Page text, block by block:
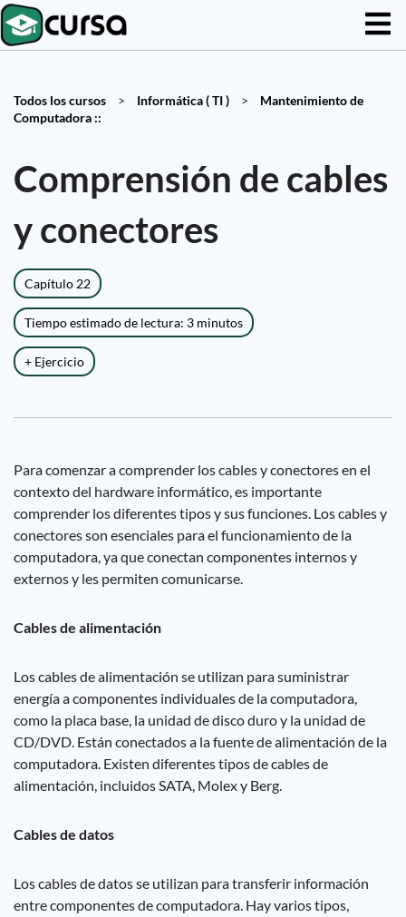
Todos los cursos > Informática ( TI ) >
Mantenimiento de
Computadora ::
Comprensión de cables
y conectores
Capítulo 22
Tiempo estimado de lectura: 3 minutos
+ Ejercicio
Para comenzar a comprender los cables y conectores en el
contexto del hardware informático, es importante
comprender los diferentes tipos y sus funciones. Los cables y
conectores son esenciales para el funcionamiento de la
computadora, ya que conectan componentes internos y
externos y les permiten comunicarse.
Cables de alimentación
Los cables de alimentación se utilizan para suministrar
energía a componentes individuales de la computadora,
como la placa base, la unidad de disco duro y la unidad de
CD/DVD. Están conectados a la fuente de alimentación de la
computadora. Existen diferentes tipos de cables de
alimentación, incluidos SATA, Molex y Berg.
Cables de datos
Los cables de datos se utilizan para transferir información
entre componentes de computadora. Hay varios tipos,